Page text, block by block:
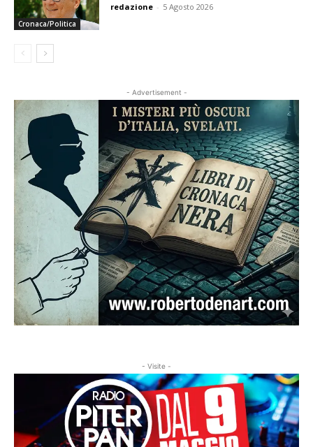
Cronaca/Politica
redazione - 5 Agosto 2026
- Advertisement -
- Visite -